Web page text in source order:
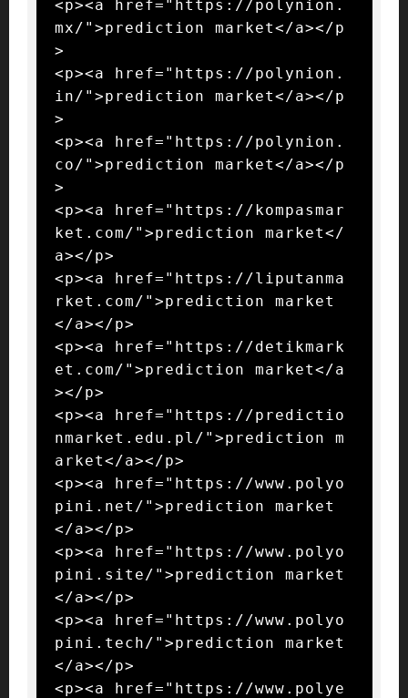
<p><a href="https://polynion.
mx/">prediction market</a></p
>
<p><a href="https://polynion.
in/">prediction market</a></p
>
<p><a href="https://polynion.
co/">prediction market</a></p
>
<p><a href="https://kompasmar
ket.com/">prediction market</
a></p>
<p><a href="https://liputanma
rket.com/">prediction market
</a></p>
<p><a href="https://detikmark
et.com/">prediction market</a
></p>
<p><a href="https://predictio
nmarket.edu.pl/">prediction m
arket</a></p>
<p><a href="https://www.polyo
pini.net/">prediction market
</a></p>
<p><a href="https://www.polyo
pini.site/">prediction market
</a></p>
<p><a href="https://www.polyo
pini.tech/">prediction market
</a></p>
<p><a href="https://www.polye